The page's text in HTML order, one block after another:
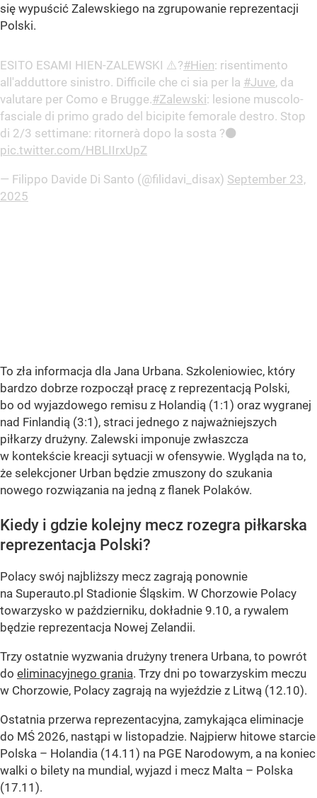
się wypuścić Zalewskiego na zgrupowanie reprezentacji
Polski.
ESITO ESAMI HIEN-ZALEWSKI ⚠️?#Hien: risentimento
all'adduttore sinistro. Difficile che ci sia per la #Juve, da
valutare per Como e Brugge.#Zalewski: lesione muscolo-
fasciale di primo grado del bicipite femorale destro. Stop
di 2/3 settimane: ritornerà dopo la sosta ?⚫️
pic.twitter.com/HBLIIrxUpZ
— Filippo Davide Di Santo (@filidavi_disax) September 23,
2025
To zła informacja dla Jana Urbana. Szkoleniowiec, który
bardzo dobrze rozpoczął pracę z reprezentacją Polski,
bo od wyjazdowego remisu z Holandią (1:1) oraz wygranej
nad Finlandią (3:1), straci jednego z najważniejszych
piłkarzy drużyny. Zalewski imponuje zwłaszcza
w kontekście kreacji sytuacji w ofensywie. Wygląda na to,
że selekcjoner Urban będzie zmuszony do szukania
nowego rozwiązania na jedną z flanek Polaków.
Kiedy i gdzie kolejny mecz rozegra piłkarska
reprezentacja Polski?
Polacy swój najbliższy mecz zagrają ponownie
na Superauto.pl Stadionie Śląskim. W Chorzowie Polacy
towarzysko w październiku, dokładnie 9.10, a rywalem
będzie reprezentacja Nowej Zelandii.
Trzy ostatnie wyzwania drużyny trenera Urbana, to powrót
do eliminacyjnego grania. Trzy dni po towarzyskim meczu
w Chorzowie, Polacy zagrają na wyjeździe z Litwą (12.10).
Ostatnia przerwa reprezentacyjna, zamykająca eliminacje
do MŚ 2026, nastąpi w listopadzie. Najpierw hitowe starcie
Polska – Holandia (14.11) na PGE Narodowym, a na koniec
walki o bilety na mundial, wyjazd i mecz Malta – Polska
(17.11).